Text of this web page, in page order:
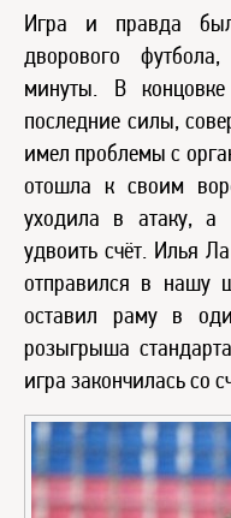
Игра и правда
дворового
минуты. В
последние силы,
имел проблемы с
отошла к своим
уходила в атаку, а
удвоить счёт. Илья
отправился в нашу
оставил раму в
розыгрыша
игра закончилась со